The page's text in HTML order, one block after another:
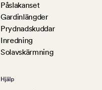
Påslakanset
Gardinlängder
Prydnadskuddar
Inredning
Solavskärmning
Hjälp